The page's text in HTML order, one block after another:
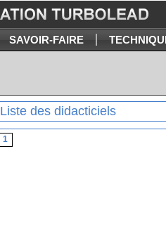
SAVOIR-FAIRE
Liste des didacticiels
1